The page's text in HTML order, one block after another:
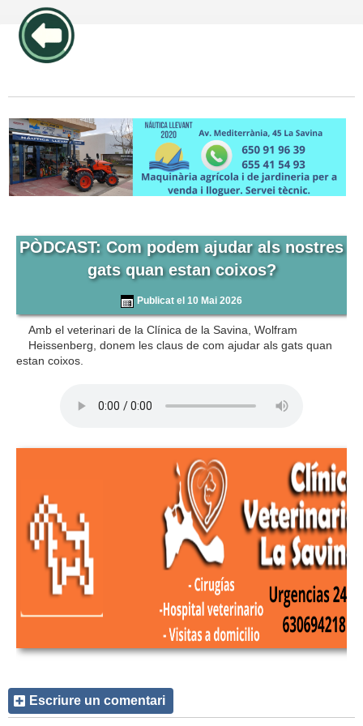
PÒDCAST: Com podem ajudar als nostres
gats quan estan coixos?
Publicat el 10 Mai 2026
Amb el veterinari de la Clínica de la Savina, Wolfram
Heissenberg, donem les claus de com ajudar als gats quan
estan coixos.
Escriure un comentari